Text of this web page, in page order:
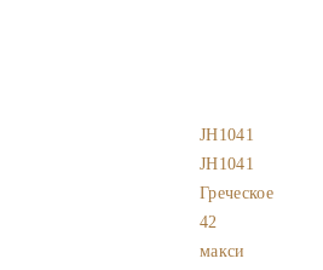
JH1041
JH1041
Греческое
42
макси